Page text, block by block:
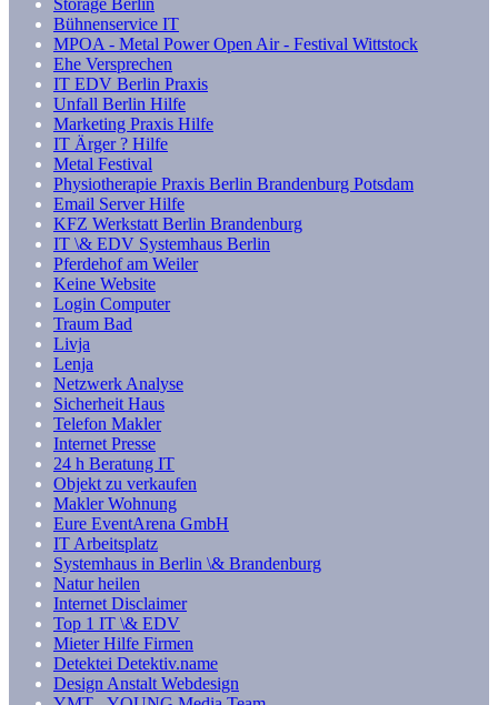
Storage Berlin
Bühnenservice IT
MPOA - Metal Power Open Air - Festival Wittstock
Ehe Versprechen
IT EDV Berlin Praxis
Unfall Berlin Hilfe
Marketing Praxis Hilfe
IT Ärger ? Hilfe
Metal Festival
Physiotherapie Praxis Berlin Brandenburg Potsdam
Email Server Hilfe
KFZ Werkstatt Berlin Brandenburg
IT \& EDV Systemhaus Berlin
Pferdehof am Weiler
Keine Website
Login Computer
Traum Bad
Livja
Lenja
Netzwerk Analyse
Sicherheit Haus
Telefon Makler
Internet Presse
24 h Beratung IT
Objekt zu verkaufen
Makler Wohnung
Eure EventArena GmbH
IT Arbeitsplatz
Systemhaus in Berlin \& Brandenburg
Natur heilen
Internet Disclaimer
Top 1 IT \& EDV
Mieter Hilfe Firmen
Detektei Detektiv.name
Design Anstalt Webdesign